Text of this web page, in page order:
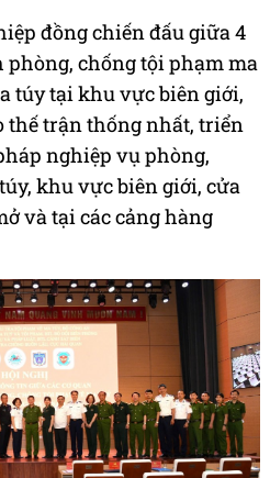
đồng chiến đấu giữa 4
chống tội phạm ma
túy tại khu vực biên giới,
thế trận thống nhất, triển
nghiệp vụ phòng,
khu vực biên giới, cửa
và tại các cảng hàng